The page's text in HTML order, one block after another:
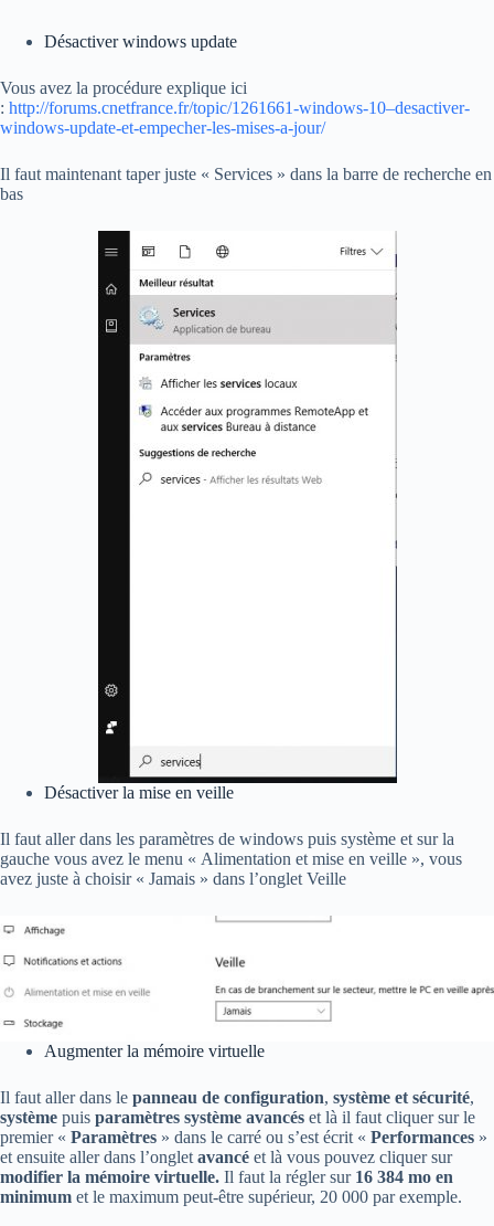
Désactiver windows update
Vous avez la procédure explique ici
: http://forums.cnetfrance.fr/topic/1261661-windows-10–desactiver-
windows-update-et-empecher-les-mises-a-jour/
Il faut maintenant taper juste « Services » dans la barre de recherche en
bas
Désactiver la mise en veille
Il faut aller dans les paramètres de windows puis système et sur la
gauche vous avez le menu « Alimentation et mise en veille », vous
avez juste à choisir « Jamais » dans l’onglet Veille
Augmenter la mémoire virtuelle
Il faut aller dans le panneau de configuration, système et sécurité,
système puis paramètres système avancés et là il faut cliquer sur le
premier « Paramètres » dans le carré ou s’est écrit « Performances »
et ensuite aller dans l’onglet avancé et là vous pouvez cliquer sur
modifier la mémoire virtuelle. Il faut la régler sur16 384 mo en
minimum et le maximum peut-être supérieur, 20 000 par exemple.